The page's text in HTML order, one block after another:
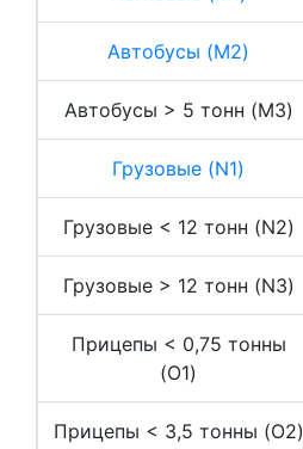
Автобусы (M2)
Автобусы > 5 тонн (M3)
Грузовые (N1)
Грузовые < 12 тонн (N2)
Грузовые > 12 тонн (N3)
Прицепы < 0,75 тонны
(O1)
Прицепы < 3,5 тонны (O2)